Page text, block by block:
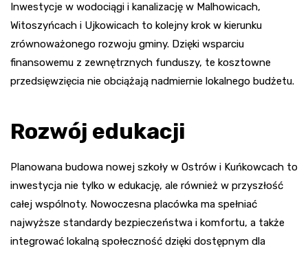
Inwestycje w wodociągi i kanalizację w Malhowicach,
Witoszyńcach i Ujkowicach to kolejny krok w kierunku
zrównoważonego rozwoju gminy. Dzięki wsparciu
finansowemu z zewnętrznych funduszy, te kosztowne
przedsięwzięcia nie obciążają nadmiernie lokalnego budżetu.
Rozwój edukacji
Planowana budowa nowej szkoły w Ostrów i Kuńkowcach to
inwestycja nie tylko w edukację, ale również w przyszłość
całej wspólnoty. Nowoczesna placówka ma spełniać
najwyższe standardy bezpieczeństwa i komfortu, a także
integrować lokalną społeczność dzięki dostępnym dla